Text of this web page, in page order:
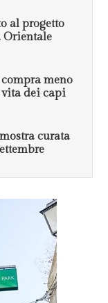
al progetto
Orientale
meno
dei capi
curata